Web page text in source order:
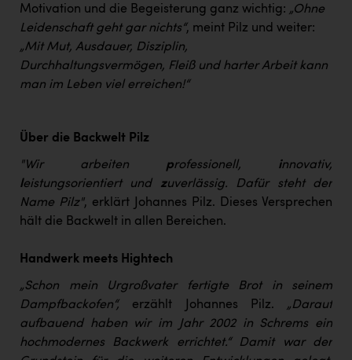
Motivation und die Begeisterung ganz wichtig: „Ohne
Leidenschaft geht gar nichts“, meint Pilz und weiter:
„Mit Mut, Ausdauer, Disziplin,
Durchhaltungsvermögen, Fleiß und harter Arbeit kann
man im Leben viel erreichen!“
Über die Backwelt Pilz
"Wir arbeiten professionell, innovativ,
leistungsorientiert und zuverlässig. Dafür steht der
Name Pilz", erklärt Johannes Pilz. Dieses Versprechen
hält die Backwelt in allen Bereichen.
Handwerk meets Hightech
„Schon mein Urgroßvater fertigte Brot in seinem
Dampfbackofen“, erzählt Johannes Pilz. „Darauf
aufbauend haben wir im Jahr 2002 in Schrems ein
hochmodernes Backwerk errichtet.“ Damit war der